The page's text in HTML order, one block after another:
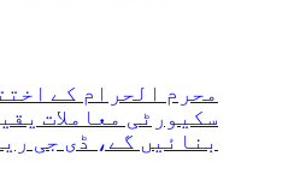
محرم الحرام کے
سکیورٹی معاملات
بنائیں گے، ڈی جی